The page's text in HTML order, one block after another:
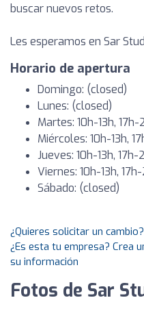
buscar nuevos retos.
Les esperamos en Sar
Horario de apertura
Domingo: (closed)
Lunes: (closed)
Martes: 10h-13h, 17h-
Miércoles: 10h-13h,
Jueves: 10h-13h, 17h-
Viernes: 10h-13h,
Sábado: (closed)
¿Quieres solicitar un cambio?
¿Es esta tu empresa? Crea
su información
Fotos de Sar